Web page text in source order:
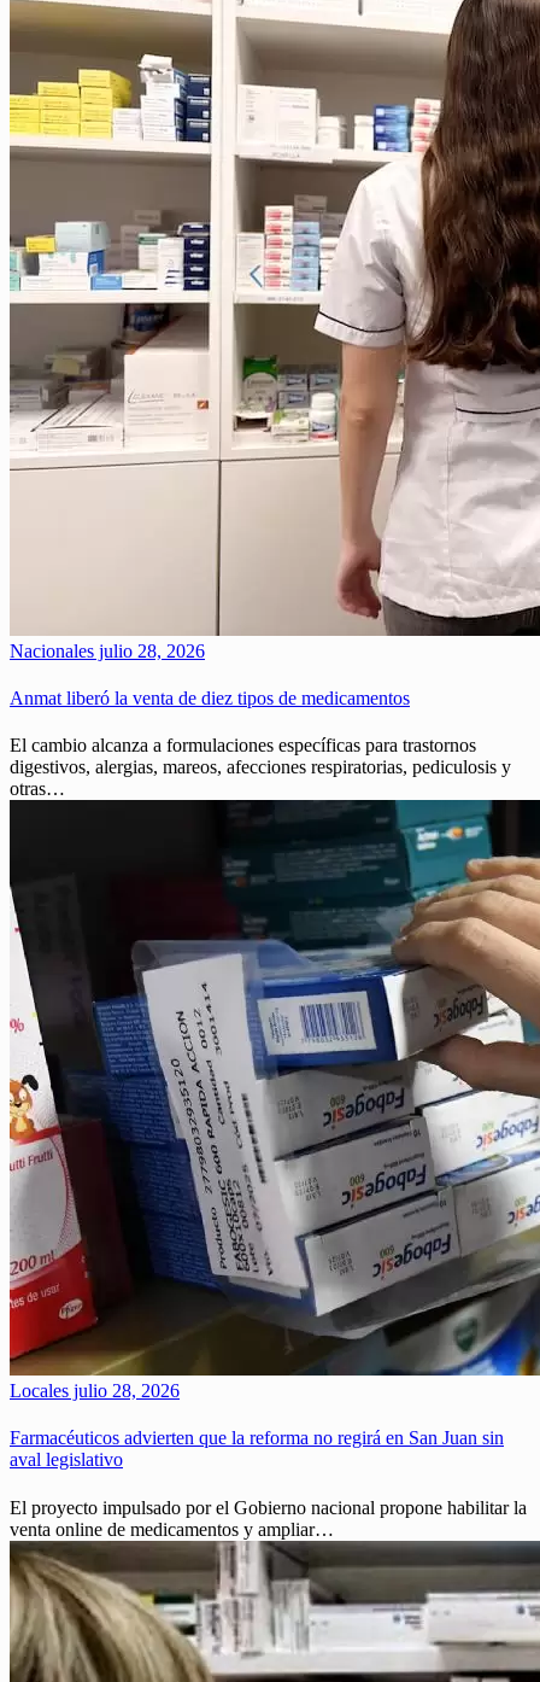
Nacionales julio 28, 2026
Anmat liberó la venta de diez tipos de medicamentos
El cambio alcanza a formulaciones específicas para trastornos
digestivos, alergias, mareos, afecciones respiratorias, pediculosis y
otras…
Locales julio 28, 2026
Farmacéuticos advierten que la reforma no regirá en San Juan sin
aval legislativo
El proyecto impulsado por el Gobierno nacional propone habilitar la
venta online de medicamentos y ampliar…